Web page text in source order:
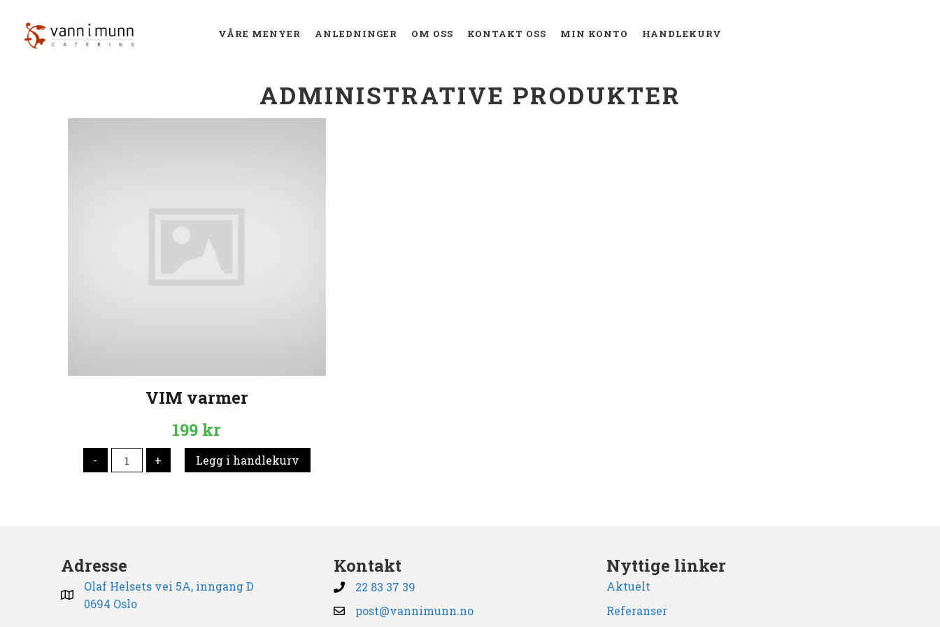
VÅRE MENYER ANLEDNINGER OM OSS KONTAKT OSS MIN KONTO HANDLEKURV
ADMINISTRATIVE PRODUKTER
VIM varmer
199 kr
- VIM
varmer
antall
+ Legg i handlekurv
Adresse
Olaf Helsets vei 5A, inngang D
0694 Oslo
Kontakt
22 83 37 39
post@vannimunn.no
Nyttige linker
Aktuelt
Referanser